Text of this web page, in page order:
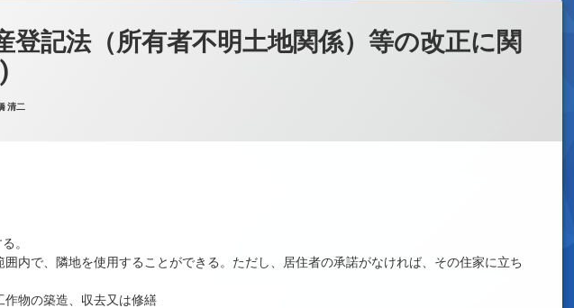
登記法（所有者不明土地関係）等の改正に関
清二
。
内で、隣地を使用することができる。ただし、居住者の承諾がなければ、その住家に立ち
作物の築造、収去又は修繕